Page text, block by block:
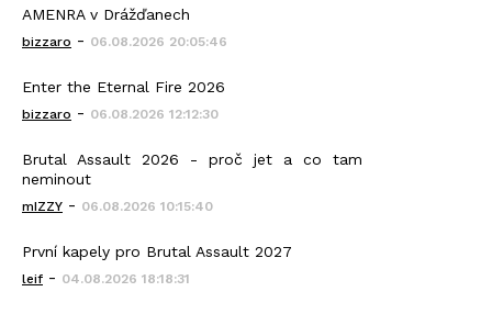
AMENRA v Drážďanech
bizzaro - 06.08.2026 20:05:46
Enter the Eternal Fire 2026
bizzaro - 06.08.2026 12:12:30
Brutal Assault 2026 - proč jet a co tam
neminout
mIZZY - 06.08.2026 10:15:40
První kapely pro Brutal Assault 2027
leif - 04.08.2026 18:18:31